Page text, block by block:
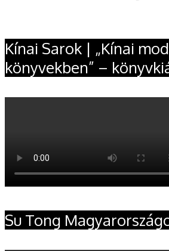
Kínai Sarok | „Kínai
könyvekben” –
Su Tong